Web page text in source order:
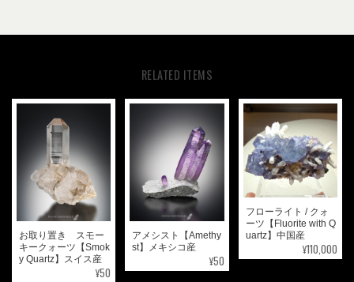
RELATED ITEMS
お取り置き スモー
キークォーツ【Smok
y Quartz】スイス産
¥50
アメシスト【Amethy
st】メキシコ産
¥50
フローライト / クォ
ーツ【Fluorite with Q
uartz】中国産
¥110,000